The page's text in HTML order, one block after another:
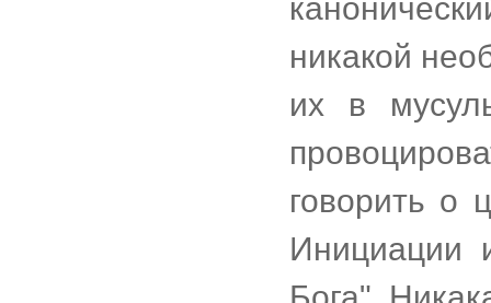
никакой
их в
говорить о
Инициации